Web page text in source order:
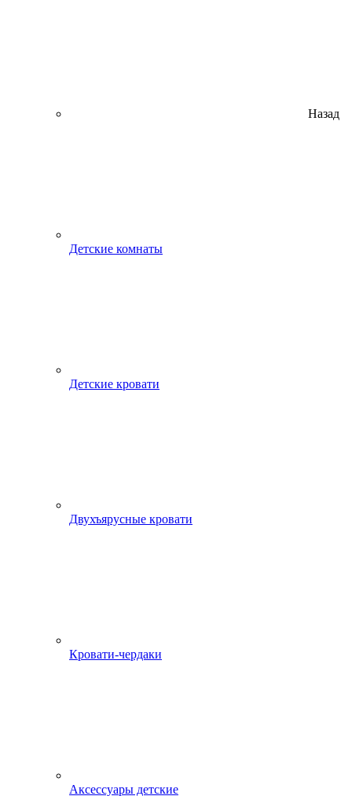
Назад
Детские комнаты
Детские кровати
Двухъярусные кровати
Кровати-чердаки
Аксессуары детские